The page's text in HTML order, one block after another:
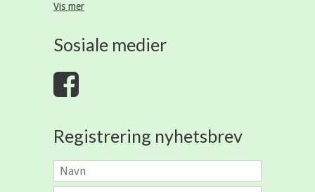
Vis mer
Sosiale medier
Registrering nyhetsbrev